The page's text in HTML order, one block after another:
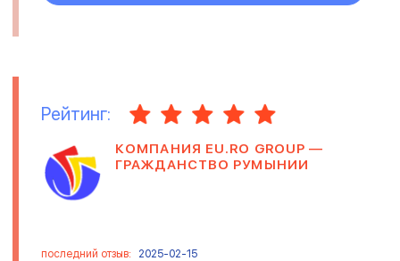
Рейтинг:
КОМПАНИЯ EU.RO GROUP —
ГРАЖДАНСТВО РУМЫНИИ
последний отзыв: 2025-02-15